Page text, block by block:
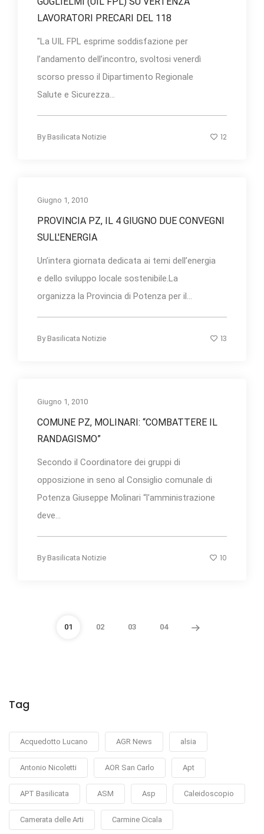
LAVORATORI PRECARI DEL 118
"La UIL FPL esprime soddisfazione per
l’andamento dell’incontro, svoltosi venerdì
scorso presso il Dipartimento Regionale
Salute e Sicurezza...
By Basilicata Notizie 12
Giugno 1, 2010
PROVINCIA PZ, IL 4 GIUGNO DUE CONVEGNI
SULL'ENERGIA
Un’intera giornata dedicata ai temi dell’energia
e dello sviluppo locale sostenibile.La
organizza la Provincia di Potenza per il...
By Basilicata Notizie 13
Giugno 1, 2010
COMUNE PZ, MOLINARI: “COMBATTERE IL
RANDAGISMO”
Secondo il Coordinatore dei gruppi di
opposizione in seno al Consiglio comunale di
Potenza Giuseppe Molinari “l'amministrazione
deve...
By Basilicata Notizie 10
01 02 03 04
Tag
Acquedotto Lucano AGR News alsia
Antonio Nicoletti AOR San Carlo Apt
APT Basilicata ASM Asp Caleidoscopio
Camerata delle Arti Carmine Cicala